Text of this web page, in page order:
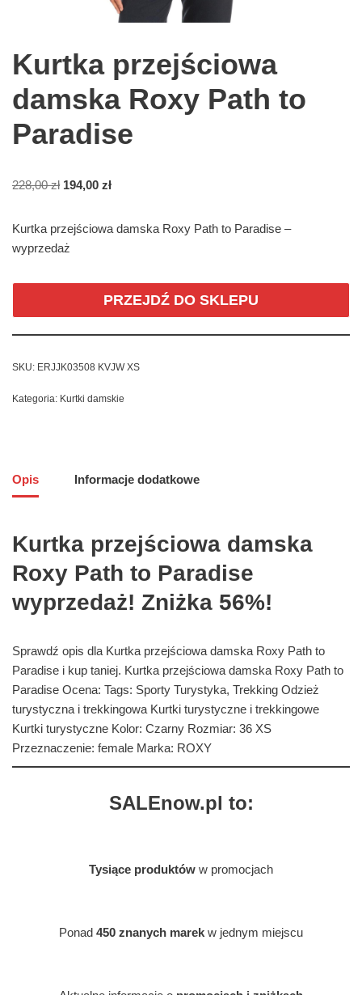
Kurtka przejściowa
damska Roxy Path to
Paradise
228,00zł 194,00 zł
Kurtka przejściowa damska Roxy Path to Paradise –
wyprzedaż
PRZEJDŹ DO SKLEPU
SKU: ERJJK03508 KVJW XS
Kategoria: Kurtki damskie
Opis Informacje dodatkowe
Kurtka przejściowa damska
Roxy Path to Paradise
wyprzedaż! Zniżka 56%!
Sprawdź opis dla Kurtka przejściowa damska Roxy Path to
Paradise i kup taniej. Kurtka przejściowa damska Roxy Path to
Paradise Ocena: Tags: Sporty Turystyka, Trekking Odzież
turystyczna i trekkingowa Kurtki turystyczne i trekkingowe
Kurtki turystyczne Kolor: Czarny Rozmiar: 36 XS
Przeznaczenie: female Marka: ROXY
SALEnow.pl to:
Tysiące produktów w promocjach
Ponad 450 znanych marek w jednym miejscu